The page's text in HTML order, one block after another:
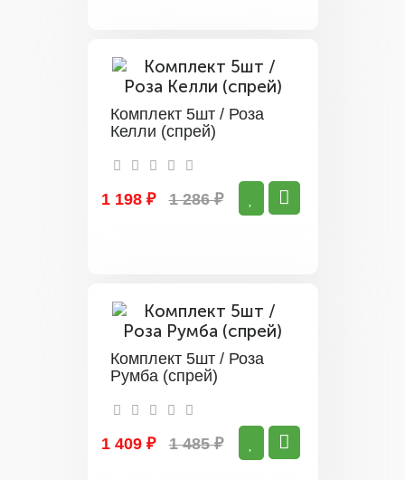
Комплект 5шт / Роза
Келли (спрей)
1 198 ₽ 1 286 ₽
Комплект 5шт / Роза
Румба (спрей)
1 409 ₽ 1 485 ₽